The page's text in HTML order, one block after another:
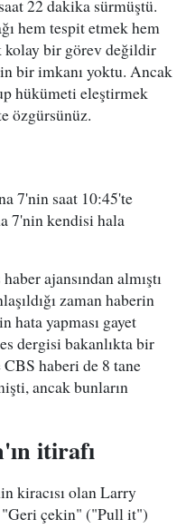
22 dakika sürmüştü.
hem tespit etmek hem
kolay bir görev değildir
bir imkanı yoktu. Ancak
hükümeti eleştirmek
özgürsünüz.
7'nin saat 10:45'te
7'nin kendisi hala
ajansından almıştı
zaman haberin
yapması gayet
dergisi bakanlıkta bir
CBS haberi de 8 tane
ancak bunların
itirafı
kiracısı olan Larry
çekin" ("Pull it")